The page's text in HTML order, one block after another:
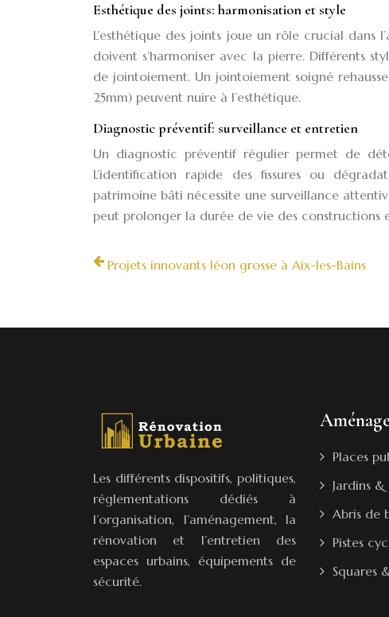
Esthétique des joints: harmonisation et style
L’esthétique des joints joue un rôle crucial dans
doivent s’harmoniser avec la pierre. Différents
de jointoiement. Un jointoiement soigné
25mm) peuvent nuire à l’esthétique.
Diagnostic préventif: surveillance et entretien
Un diagnostic préventif régulier permet de
L’identification rapide des fissures ou
patrimoine bâti nécessite une surveillance
peut prolonger la durée de vie des constructions
Projets innovants léon grosse à Aix-les-Bains
Les différents dispositifs, politiques,
réglementations dédiés à
l’organisation, l’aménagement, la
rénovation et l’entretien des
espaces urbains, équipements de
sécurité.
Places
Jardins
Abris de
Pistes
Squares